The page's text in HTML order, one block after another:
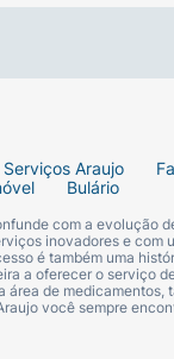
Serviços Araujo
Bulário
com a evolução
inovadores e com
é também uma
a oferecer o serviço
área de medicamentos,
você sempre